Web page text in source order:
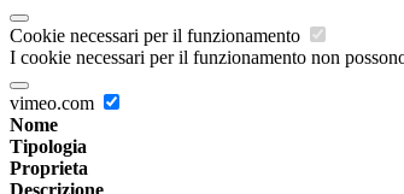
Cookie necessari per il funzionamento
I cookie necessari per il funzionamento non
vimeo.com
Nome
Tipologia
Proprieta